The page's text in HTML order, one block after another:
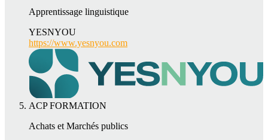
Apprentissage linguistique
YESNYOU
https://www.yesnyou.com
ACP FORMATION
Achats et Marchés publics